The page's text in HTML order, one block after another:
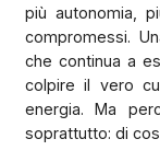
più autonomia,
compromessi.
che continua a
colpire il vero
energia. Ma
soprattutto: di